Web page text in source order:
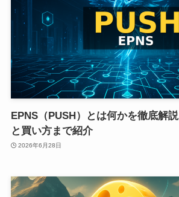
EPNS（PUSH）とは何かを徹底解
と買い方まで紹介
2026年6月28日